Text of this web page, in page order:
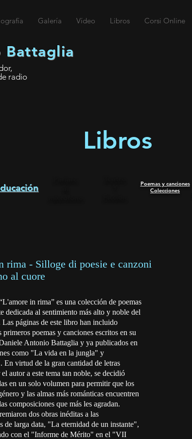
Galería Vídeo Libros Corsi Online
Battaglia
radio
Libros
Poemas y canciones
Colecciones
rima - Silloge di poesie e canzoni
al cuore
in rima” es una colección de poemas
dedicada al sentimiento más alto y noble del
Las páginas de este libro han incluido
primeros poemas y canciones escritos en su
Antonio Battaglia y ya publicados en
como "La vida en la jungla" y
En virtud de la gran cantidad de letras
autor a este tema tan noble, se decidió
en un solo volumen para permitir que los
y las almas más románticas encuentren
composiciones que más les agradan.
dos obras inéditas a las
de larga data, "La eternidad de un instante",
con el "Informe de Mérito" en el "VII